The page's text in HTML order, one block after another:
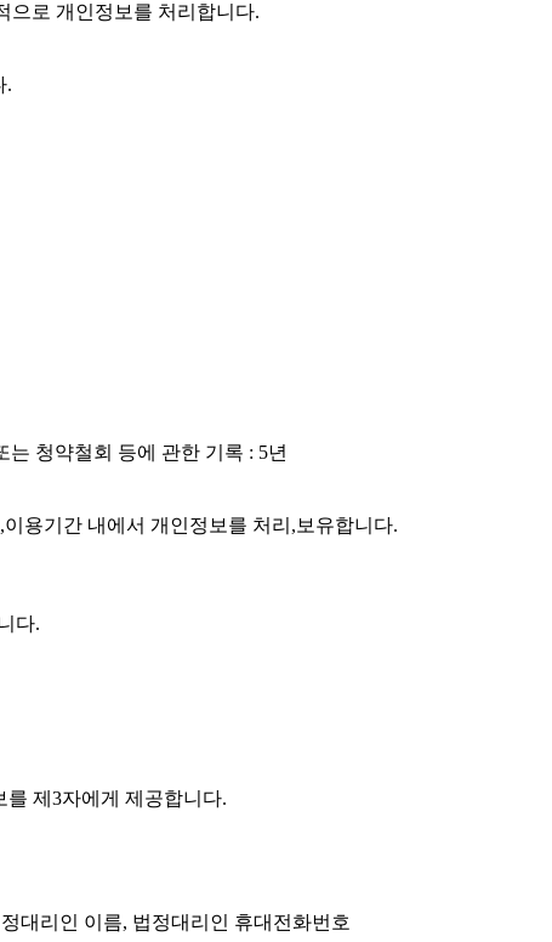
으로 개인정보를 처리합니다.
.
청약철회 등에 관한 기록 : 5년
용기간 내에서 개인정보를 처리,보유합니다.
다.
제3자에게 제공합니다.
대리인 이름, 법정대리인 휴대전화번호